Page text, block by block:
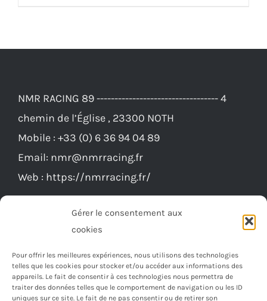
Gérer le consentement aux
cookies
Pour offrir les meilleures expériences, nous utilisons des technologies
telles que les cookies pour stocker et/ou accéder aux informations des
appareils. Le fait de consentir à ces technologies nous permettra de
traiter des données telles que le comportement de navigation ou les ID
uniques sur ce site. Le fait de ne pas consentir ou de retirer son
NMR RACING 89 ---------------------------------- 4
chemin de l’Église , 23300 NOTH
Mobile : +33 (0) 6 36 94 04 89
Email: nmr@nmrracing.fr
Web : https://nmrracing.fr/